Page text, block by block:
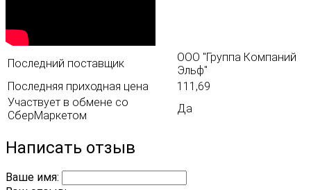
Последний поставщик
ООО "Группа Компаний
Эльф"
Последняя приходная цена
111,69
Участвует в обмене со
СберМаркетом
Да
Написать отзыв
Ваше имя: